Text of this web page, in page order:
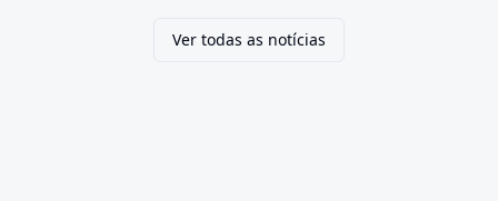
Ver todas as notícias